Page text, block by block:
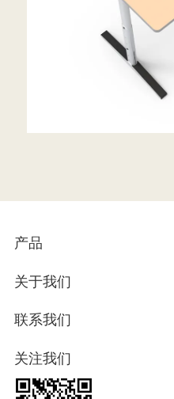
产品
关于我们
联系我们
关注我们